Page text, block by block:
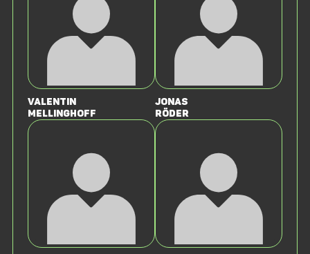
Valentin
Mellinghoff
Jonas
Röder